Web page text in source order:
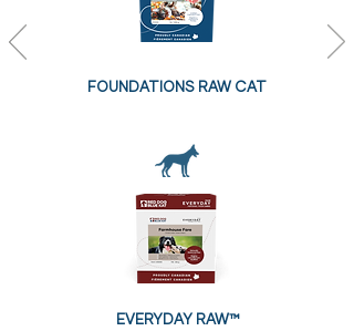
FOUNDATIONS RAW CAT
EVERYDAY RAW™